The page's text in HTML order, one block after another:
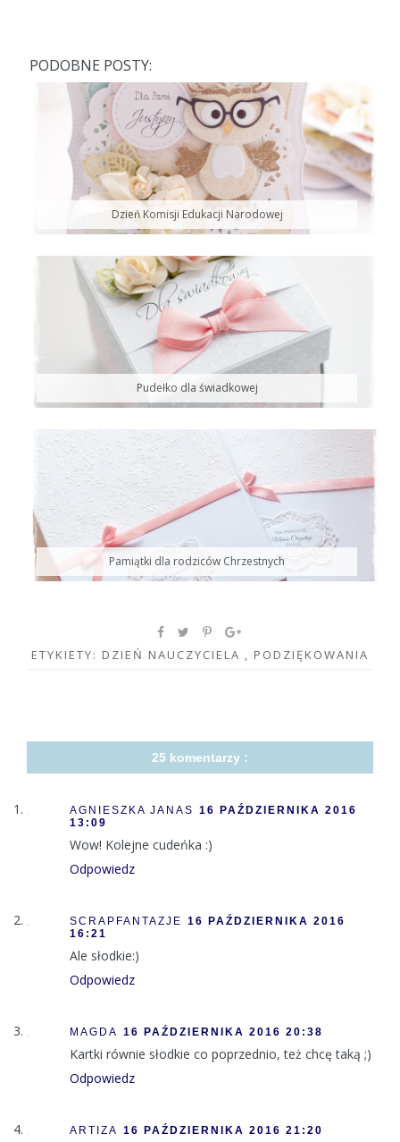
PODOBNE POSTY:
Dzień Komisji Edukacji Narodowej
Pudełko dla świadkowej
Pamiątki dla rodziców Chrzestnych
ETYKIETY: DZIEŃ NAUCZYCIELA PODZIĘKOWANIA
25 komentarzy :
AGNIESZKA JANAS 16 PAŹDZIERNIKA 2016
13:09
Wow! Kolejne cudeńka :)
Odpowiedz
SCRAPFANTAZJE 16 PAŹDZIERNIKA 2016
16:21
Ale słodkie:)
Odpowiedz
MAGDA 16 PAŹDZIERNIKA 2016 20:38
Kartki równie słodkie co poprzednio, też chcę taką ;)
Odpowiedz
ARTIZA 16 PAŹDZIERNIKA 2016 21:20